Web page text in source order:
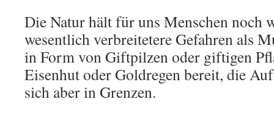
Die Natur hält für uns Menschen noch
wesentlich verbreitetere Gefahren als
in Form von Giftpilzen oder giftigen
Eisenhut oder Goldregen bereit, die
sich aber in Grenzen.